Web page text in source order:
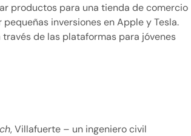
productos para una tienda de comercio
inversiones en Apple y Tesla.
de las plataformas para jóvenes
, Villafuerte – un ingeniero civil